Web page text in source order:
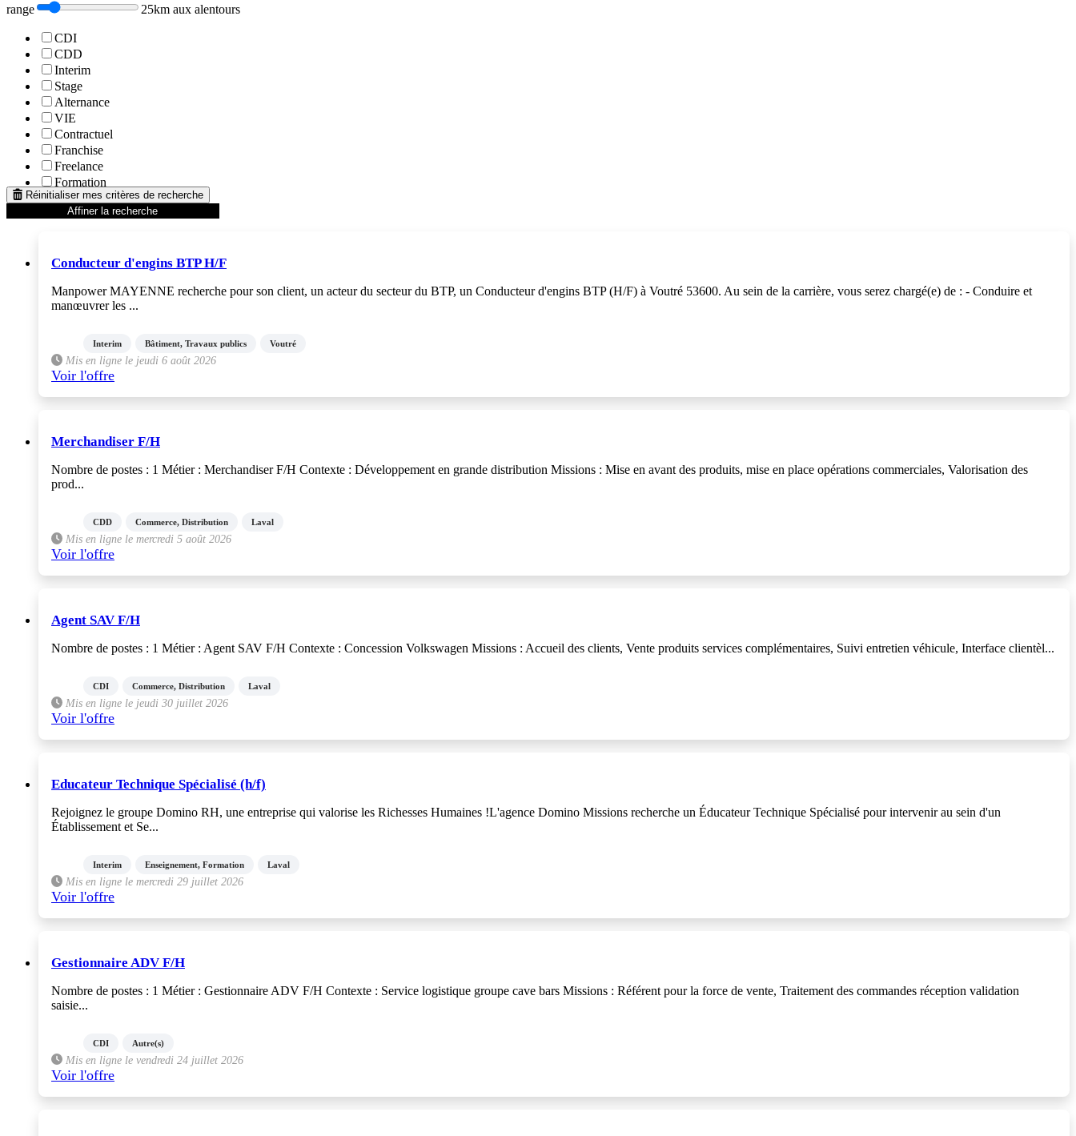
range 25km aux alentours
CDI
CDD
Interim
Stage
Alternance
VIE
Contractuel
Franchise
Freelance
Formation
Réinitialiser mes critères de recherche
Affiner la recherche
Conducteur d'engins BTP H/F
Manpower MAYENNE recherche pour son client, un acteur du secteur du BTP, un Conducteur d'engins BTP (H/F) à Voutré 53600. Au sein de la carrière, vous serez chargé(e) de : - Conduire et
manœuvrer les ...
Interim Bâtiment, Travaux publics Voutré
Mis en ligne le jeudi 6 août 2026
Voir l'offre
Merchandiser F/H
Nombre de postes : 1 Métier : Merchandiser F/H Contexte : Développement en grande distribution Missions : Mise en avant des produits, mise en place opérations commerciales, Valorisation des
prod...
CDD Commerce, Distribution Laval
Mis en ligne le mercredi 5 août 2026
Voir l'offre
Agent SAV F/H
Nombre de postes : 1 Métier : Agent SAV F/H Contexte : Concession Volkswagen Missions : Accueil des clients, Vente produits services complémentaires, Suivi entretien véhicule, Interface clientèl...
CDI Commerce, Distribution Laval
Mis en ligne le jeudi 30 juillet 2026
Voir l'offre
Educateur Technique Spécialisé (h/f)
Rejoignez le groupe Domino RH, une entreprise qui valorise les Richesses Humaines !L'agence Domino Missions recherche un Éducateur Technique Spécialisé pour intervenir au sein d'un
Établissement et Se...
Interim Enseignement, Formation Laval
Mis en ligne le mercredi 29 juillet 2026
Voir l'offre
Gestionnaire ADV F/H
Nombre de postes : 1 Métier : Gestionnaire ADV F/H Contexte : Service logistique groupe cave bars Missions : Référent pour la force de vente, Traitement des commandes réception validation
saisie...
CDI Autre(s)
Mis en ligne le vendredi 24 juillet 2026
Voir l'offre